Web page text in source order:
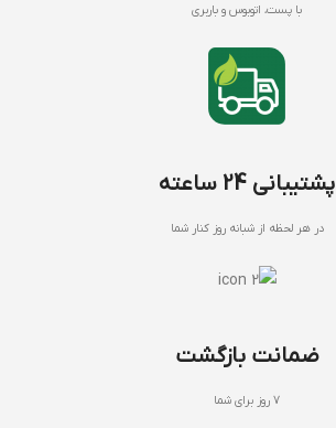
با پست، اتوبوس و باربری
پشتیبانی 24 ساعته
در هر لحظه از شبانه روز کنار شما
ضمانت بازگشت
7 روز برای شما